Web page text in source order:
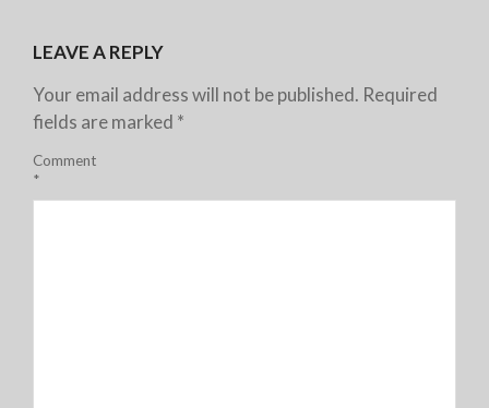
LEAVE A REPLY
Your email address will not be published. Required
fields are marked *
Comment
*